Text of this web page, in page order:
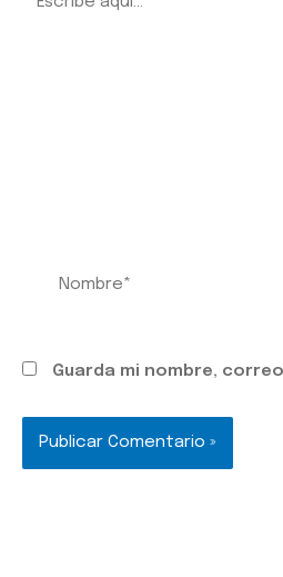
Guarda mi nombre,